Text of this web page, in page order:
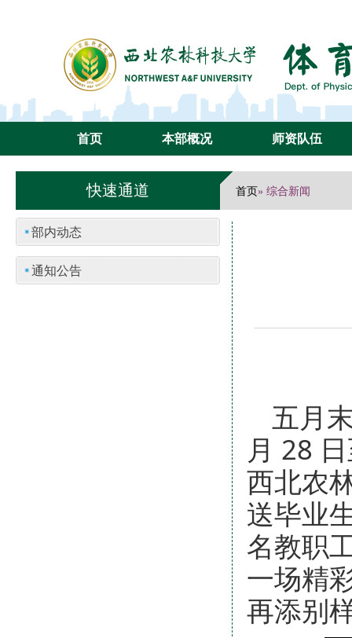
首页 本部概况 师资队伍
快速通道 首页» 综合新闻
部内动态
通知公告
五月
月 28
西北农
送毕业
名教职
一场精
再添别